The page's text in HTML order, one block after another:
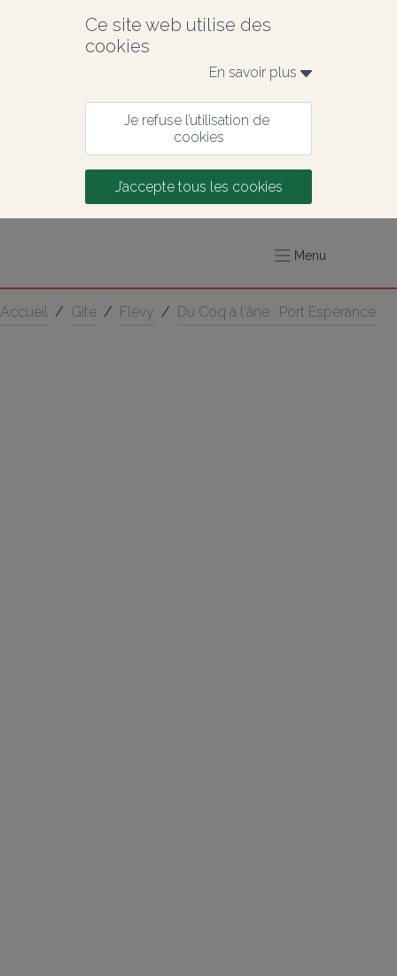
Ce site web utilise des
cookies
En savoir plus
Je refuse l’utilisation de
cookies
J’accepte tous les cookies
Menu
Accueil / Gîte / Flévy / Du Coq à l'âne : Port Espérance